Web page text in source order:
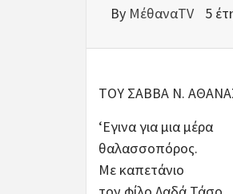
By ΜέθαναTV 5
ΤΟΥ ΣΑΒΒΑ Ν.
‘Εγινα για μια μέρα
θαλασσοπόρος.
Με καπετάνιο